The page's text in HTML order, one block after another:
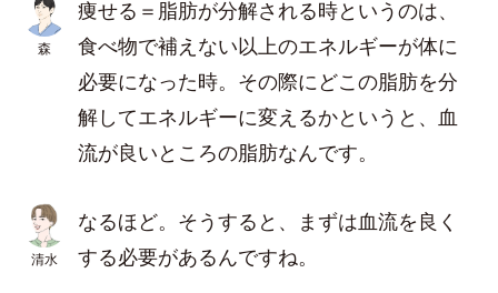
森
痩せる＝脂肪が分解される時というのは、
食べ物で補えない以上のエネルギーが体に
必要になった時。その際にどこの脂肪を分
解してエネルギーに変えるかというと、血
流が良いところの脂肪なんです。
清水
なるほど。そうすると、まずは血流を良く
する必要があるんですね。